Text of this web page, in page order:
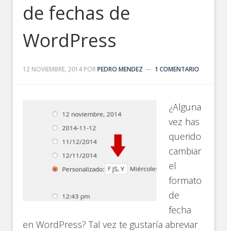
de fechas de
WordPress
12 NOVIEMBRE, 2014 PORPEDRO MENDEZ 1 COMENTARIO
¿Alguna
vez has
querido
cambiar
el
formato
de
fecha
en WordPress? Tal vez te gustaría abreviar